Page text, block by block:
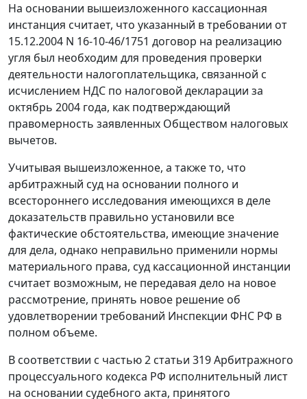
На основании вышеизложенного кассационная
инстанция считает, что указанный в требовании от
15.12.2004 N 16-10-46/1751 договор на реализацию
угля был необходим для проведения проверки
деятельности налогоплательщика, связанной с
исчислением НДС по налоговой декларации за
октябрь 2004 года, как подтверждающий
правомерность заявленных Обществом налоговых
вычетов.
Учитывая вышеизложенное, а также то, что
арбитражный суд на основании полного и
всестороннего исследования имеющихся в деле
доказательств правильно установили все
фактические обстоятельства, имеющие значение
для дела, однако неправильно применили нормы
материального права, суд кассационной инстанции
считает возможным, не передавая дело на новое
рассмотрение, принять новое решение об
удовлетворении требований Инспекции ФНС РФ в
полном объеме.
В соответствии с частью 2 статьи 319Арбитражного
процессуального кодекса РФ исполнительный лист
на основании судебного акта, принятого